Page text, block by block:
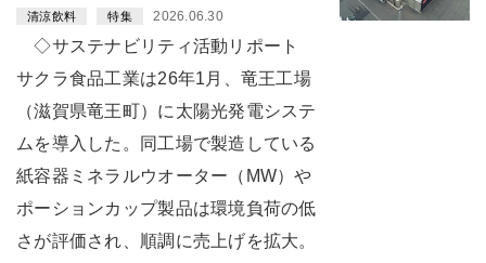
清涼飲料 特集 2026.06.30
◇サステナビリティ活動リポート
サクラ食品工業は26年1月、竜王工場
（滋賀県竜王町）に太陽光発電システ
ムを導入した。同工場で製造している
紙容器ミネラルウオーター（MW）や
ポーションカップ製品は環境負荷の低
さが評価され、順調に売上げを拡大。